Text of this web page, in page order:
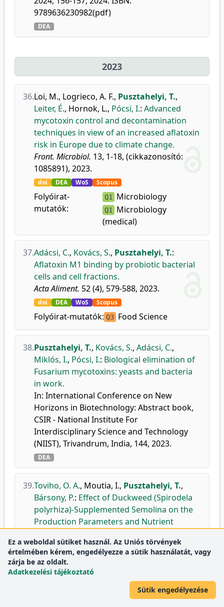
9789636230982(pdf)
DEA
2023
36.Loi, M., Logrieco, A. F., Pusztahelyi, T.,
Leiter, É., Hornok, L., Pócsi, I.: Advanced
mycotoxin control and decontamination
techniques in view of an increased aflatoxin
risk in Europe due to climate change.
Front. Microbiol. 13, 1-18, (cikkazonosító:
1085891), 2023.
doi DEA WoS Scopus
Folyóirat-
mutatók:
Q1 Microbiology
Q1
Microbiology
(medical)
37.Adácsi, C., Kovács, S., Pusztahelyi, T.:
Aflatoxin M1 binding by probiotic bacterial
cells and cell fractions.
Acta Aliment. 52 (4), 579-588, 2023.
doi DEA WoS Scopus
Folyóirat-mutatók: Q3 Food Science
38.Pusztahelyi, T., Kovács, S., Adácsi, C.,
Miklós, I., Pócsi, I.: Biological elimination of
Fusarium mycotoxins: yeasts and bacteria
in work.
In: International Conference on New
Horizons in Biotechnology: Abstract book,
CSIR - National Institute For
Interdisciplinary Science and Technology
(NIIST), Trivandrum, India, 144, 2023.
DEA
39.Toviho, O. A., Moutia, I., Pusztahelyi, T.,
Bársony, P.: Effect of Duckweed (Spirodela
polyrhiza)-Supplemented Semolina on the
Production Parameters and Nutrient
molitor).
Agriculture-Basel.13 (17), 1-15,
(cikkazonosító: 1386), 2023.
Agronomy and Crop
Ez a weboldal sütiket használ. Az Uniós törvények
értelmében kérem, engedélyezze a sütik használatát, vagy
zárja be az oldalt.
Adatkezelési tájékoztató
Sütik engedélyezése